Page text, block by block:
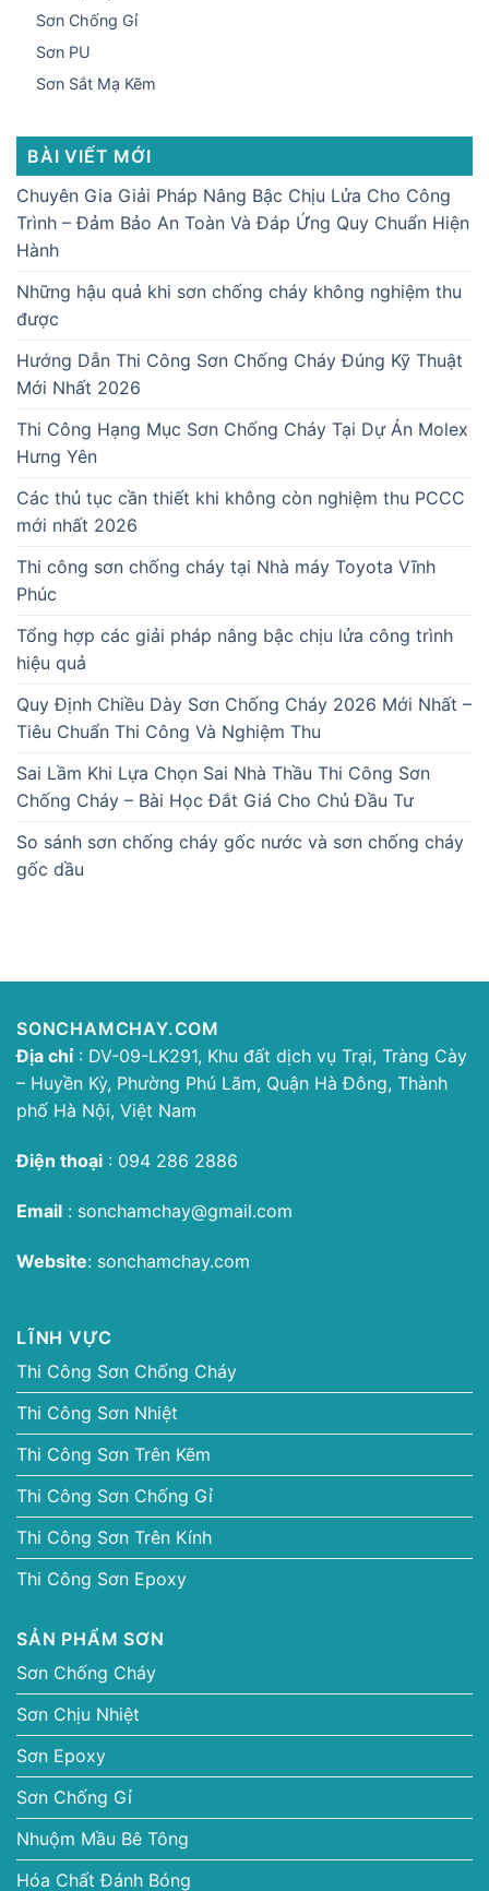
Sơn Chống Gỉ
Sơn PU
Sơn Sắt Mạ Kẽm
BÀI VIẾT MỚI
Chuyên Gia Giải Pháp Nâng Bậc Chịu Lửa Cho Công
Trình – Đảm Bảo An Toàn Và Đáp Ứng Quy Chuẩn Hiện
Hành
Những hậu quả khi sơn chống cháy không nghiệm thu
được
Hướng Dẫn Thi Công Sơn Chống Cháy Đúng Kỹ Thuật
Mới Nhất 2026
Thi Công Hạng Mục Sơn Chống Cháy Tại Dự Án Molex
Hưng Yên
Các thủ tục cần thiết khi không còn nghiệm thu PCCC
mới nhất 2026
Thi công sơn chống cháy tại Nhà máy Toyota Vĩnh
Phúc
Tổng hợp các giải pháp nâng bậc chịu lửa công trình
hiệu quả
Quy Định Chiều Dày Sơn Chống Cháy 2026 Mới Nhất –
Tiêu Chuẩn Thi Công Và Nghiệm Thu
Sai Lầm Khi Lựa Chọn Sai Nhà Thầu Thi Công Sơn
Chống Cháy – Bài Học Đắt Giá Cho Chủ Đầu Tư
So sánh sơn chống cháy gốc nước và sơn chống cháy
gốc dầu
SONCHAMCHAY.COM
Địa chỉ: DV-09-LK291, Khu đất dịch vụ Trại, Tràng Cày
– Huyền Kỳ, Phường Phú Lãm, Quận Hà Đông, Thành
phố Hà Nội, Việt Nam
Điện thoại : 094 286 2886
Email : sonchamchay@gmail.com
Website: sonchamchay.com
LĨNH VỰC
Thi Công Sơn Chống Cháy
Thi Công Sơn Nhiệt
Thi Công Sơn Trên Kẽm
Thi Công Sơn Chống Gỉ
Thi Công Sơn Trên Kính
Thi Công Sơn Epoxy
SẢN PHẨM SƠN
Sơn Chống Cháy
Sơn Chịu Nhiệt
Sơn Epoxy
Sơn Chống Gỉ
Nhuộm Mầu Bê Tông
Hóa Chất Đánh Bóng